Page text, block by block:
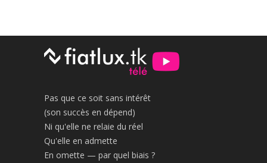
Pas que ce soit sans intérêt
(son succès en dépend)
Ni qu'elle ne relaie du réel
Qu'elle en admette
En omette — par quel biais ?